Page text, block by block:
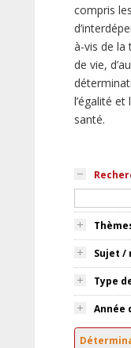
compris
à-vis de la
de vie,
l’égalité
santé.
Sujet /
Type
Année